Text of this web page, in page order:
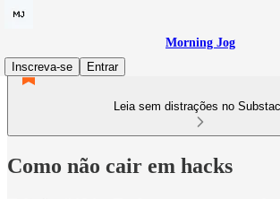
Morning Jog
Inscreva-se
Entrar
Leia sem distrações no
Como não cair em hacks